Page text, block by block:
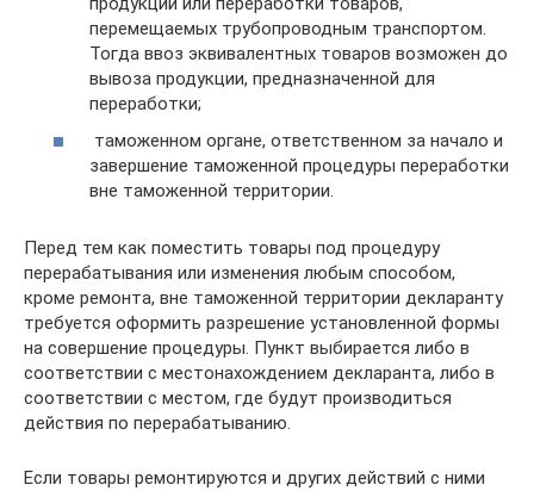
перемещаемых трубопроводным транспортом.
Тогда ввоз эквивалентных товаров возможен до
вывоза продукции, предназначенной для
переработки;
таможенном органе, ответственном за начало и
завершение таможенной процедуры переработки
вне таможенной территории.
Перед тем как поместить товары под процедуру
перерабатывания или изменения любым способом,
кроме ремонта, вне таможенной территории декларанту
требуется оформить разрешение установленной формы
на совершение процедуры. Пункт выбирается либо в
соответствии с местонахождением декларанта, либо в
соответствии с местом, где будут производиться
действия по перерабатыванию.
Если товары ремонтируются и других действий с ними